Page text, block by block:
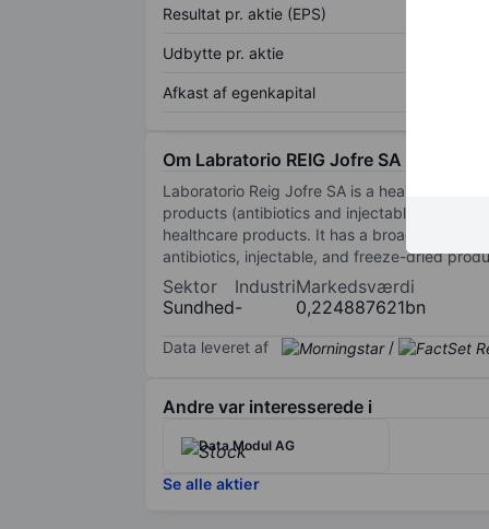
Resultat pr. aktie (EPS)
Udbytte pr. aktie
Afkast af egenkapital
Om Labratorio REIG Jofre SA
Laboratorio Reig Jofre SA is a healthcare
products (antibiotics and injectable
healthcare products. It has a broad
antibiotics, injectable, and freeze-dried
Sektor
Sundhed
Industri
-
Markedsværdi
0,224887621bn
Data leveret af /
Andre var interesserede i
Data Modul AG
Se alle aktier